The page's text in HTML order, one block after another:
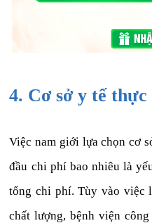
4. Cơ sở y tế thực
Việc nam giới lựa chọn cơ
đầu chi phí bao nhiêu là
tổng chi phí. Tùy vào việc
chất lượng, bệnh viện